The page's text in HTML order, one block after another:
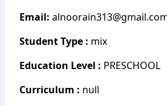
Email:
Student Type : mix
Education Level : PRESCHOOL
Curriculum : null